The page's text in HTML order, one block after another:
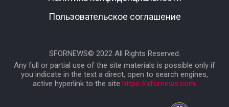
Пользовательское соглашение
SFORNEWS© 2022 All Rights Reserved.
Any full or partial use of the site materials is possible only if
you indicate in the text a direct, open to search engines,
active hyperlink to the site https://sfornews.com.